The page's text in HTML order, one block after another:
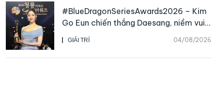
GIẢI TRÍ 04/08/2026
#BlueDragonSeriesAwards2026 – Kim
Go Eun chiến thắng Daesang, niềm vui
nhân đôi của Park Bo Kyung sau 23
năm